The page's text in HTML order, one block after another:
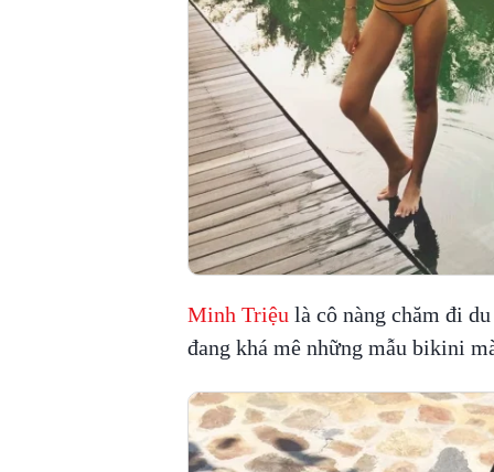
Minh Triệu là cô nàng chăm đi
đang khá mê những mẫu bikini